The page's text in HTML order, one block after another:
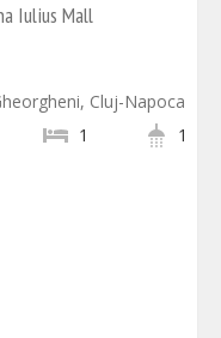
Iulius Mall
Cluj-Napoca
1
1